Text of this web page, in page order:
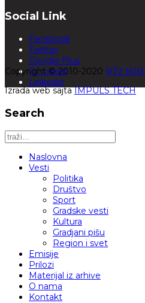
Social Link
Facebook
Twitter
Google Plus
Pinterest
Linkedin
Copyright © 2010-2020 RTV MIR.
Izrada web sajtaIMPULS TECH
Search
Naslovna
Vesti
Politika
Društvo
Sport
Gradske vesti
Kultura
Gradjani pišu
Region i svet
Emisije
Prilozi
Materijal iz arhive
O nama
Kontakt